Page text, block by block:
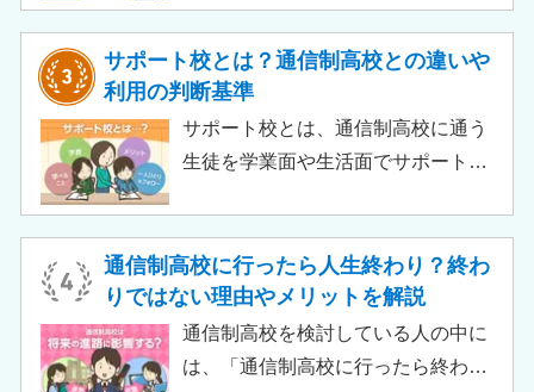
のではないでしょうか。 結論とし
て、通信制高校に通っているからと
いって大学進学に不利になることは
ありません。中には、大学進学を想
格実績を豊富にもつ学校もありま
す。
サポート校とは？通信制高校との違いや
利用の判断基準
サポート校とは、通信制高校に通う
生徒を学業面や生活面でサポートす
め、サポート校のみでは高卒資格を
取得できません。 ただし、個別の学
習指導やスクールカウンセラーによ
る生活面での相談など手厚い支援が
通信制高校に行ったら人生終わり？終わ
りではない理由やメリットを解説
通信制高校を検討している人の中に
は、「通信制高校に行ったら終わ